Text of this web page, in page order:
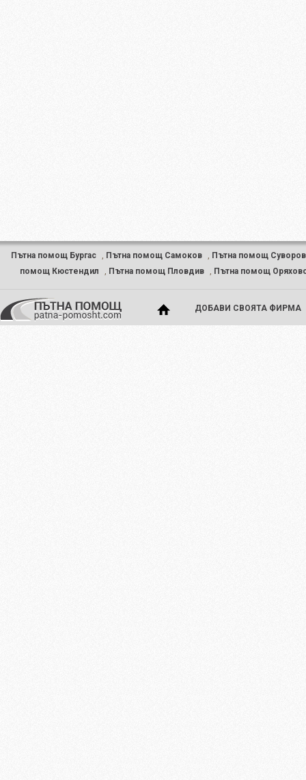
Пътна помощ Бургас , Пътна помощ Самоков , Пътна помощ
помощ Кюстендил
, Пътна помощ Пловдив , Пътна помощ
ДОБАВИ СВОЯТА ФИРМА